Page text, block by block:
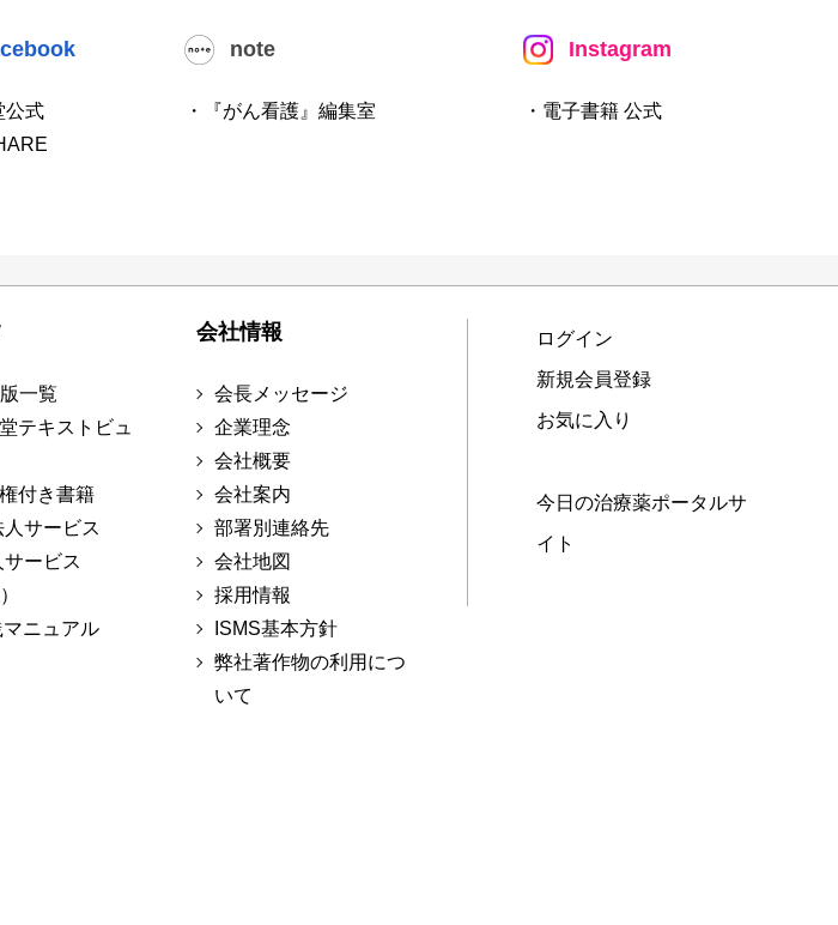
公式
note
・『がん看護』編集室
Instagram
・電子書籍 公式
一覧
テキストビュ
付き書籍
サービス
ービス
ニュアル
会社情報
会長メッセージ
企業理念
会社概要
会社案内
部署別連絡先
会社地図
採用情報
ISMS基本方針
弊社著作物の利用につ
いて
ログイン
新規会員登録
お気に入り
今日の治療薬ポータルサ
イト